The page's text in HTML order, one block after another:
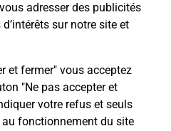
adresser des publicités
sur notre site et
et fermer" vous acceptez
"Ne pas accepter et
votre refus et seuls
fonctionnement du site
code de la route
quelles
BRIOUDE